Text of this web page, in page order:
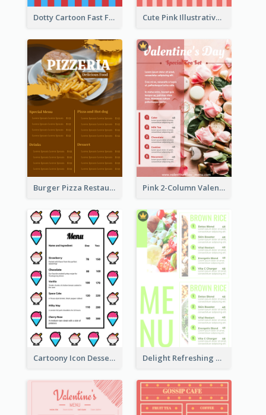
Dotty Cartoon Fast Food Restaurant Menu Design Cute Pink Illustrative Gelato Food Menu Design
Burger Pizza Restaurant Menu Design Ideas Pink 2-Column Valentine's Day Menu For Tea
Cartoony Icon Dessert Menu Design Ideas Delight Refreshing Green Menu Design Idea